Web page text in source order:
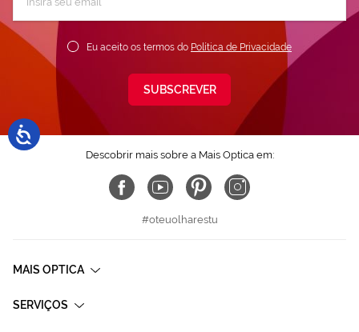
Newsletter:
Eu aceito os termos do Política de Privacidade
SUBSCREVER
Descobrir mais sobre a Mais Optica em:
#oteuolharestu
MAIS OPTICA
SERVIÇOS